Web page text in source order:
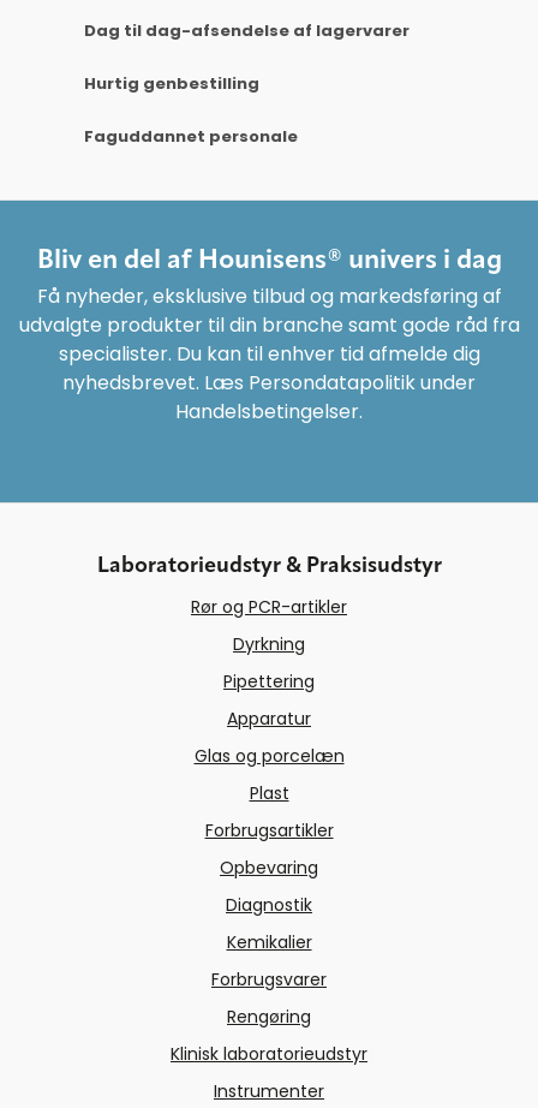
Dag til dag-afsendelse af lagervarer
Hurtig genbestilling
Faguddannet personale
Bliv en del af Hounisens® univers i dag
Få nyheder, eksklusive tilbud og markedsføring af
udvalgte produkter til din branche samt gode råd fra
specialister. Du kan til enhver tid afmelde dig
nyhedsbrevet. Læs Persondatapolitik under
Handelsbetingelser.
Laboratorieudstyr & Praksisudstyr
Rør og PCR-artikler
Dyrkning
Pipettering
Apparatur
Glas og porcelæn
Plast
Forbrugsartikler
Opbevaring
Diagnostik
Kemikalier
Forbrugsvarer
Rengøring
Klinisk laboratorieudstyr
Instrumenter